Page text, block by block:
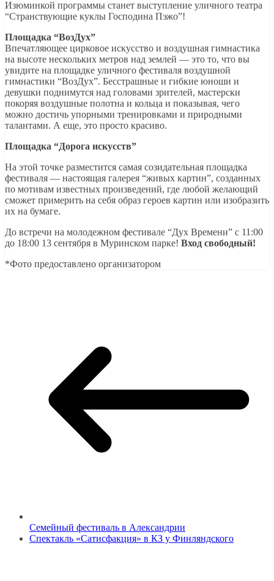
Изюминкой программы станет выступление уличного театра
“Странствующие куклы Господина Пэжо”!
Площадка “ВозДух”
Впечатляющее цирковое искусство и воздушная гимнастика
на высоте нескольких метров над землей — это то, что вы
увидите на площадке уличного фестиваля воздушной
гимнастики “ВозДух”. Бесстрашные и гибкие юноши и
девушки поднимутся над головами зрителей, мастерски
покоряя воздушные полотна и кольца и показывая, чего
можно достичь упорными тренировками и природными
талантами. А еще, это просто красиво.
Площадка “Дорога искусств”
На этой точке разместится самая созидательная площадка
фестиваля — настоящая галерея “живых картин”, созданных
по мотивам известных произведений, где любой желающий
сможет примерить на себя образ героев картин или изобразить
их на бумаге.
До встречи на молодежном фестивале “Дух Времени” с 11:00
до 18:00 13 сентября в Муринском парке! Вход свободный!
*Фото предоставлено организатором
Семейный фестиваль в Александрии
Спектакль «Сатисфакция» в КЗ у Финляндского